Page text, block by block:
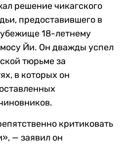
решение чикагского
предоставившего в
18-летнему
Йи. Он дважды успел
тюрьме за
в которых он
критиковать
— заявил он